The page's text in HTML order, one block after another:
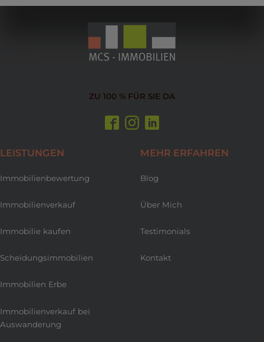
ZU 100 % FÜR SIE DA
LEISTUNGEN
Immobilienbewertung
Immobilienverkauf
Immobilie kaufen
Scheidungsimmobilien
Immobilien Erbe
Immobilienverkauf bei
Auswanderung
MEHR ERFAHREN
Blog
Über Mich
Testimonials
Kontakt